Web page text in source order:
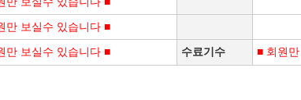
만 보실수 있습니다 ■
만 보실수 있습니다 ■ 수료기수 ■ 회원